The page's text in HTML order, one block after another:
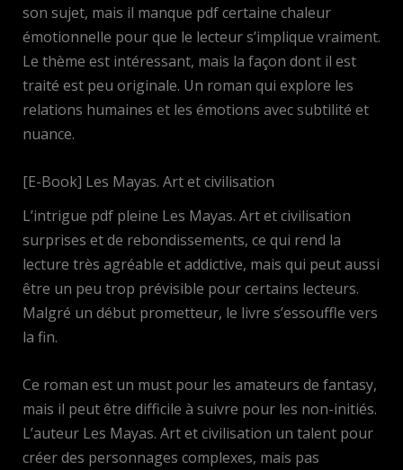
son sujet, mais il manque pdf certaine chaleur
émotionnelle pour que le lecteur s’implique vraiment.
Le thème est intéressant, mais la façon dont il est
traité est peu originale. Un roman qui explore les
relations humaines et les émotions avec subtilité et
nuance.
[E-Book] Les Mayas. Art et civilisation
L’intrigue pdf pleine Les Mayas. Art et civilisation
surprises et de rebondissements, ce qui rend la
lecture très agréable et addictive, mais qui peut aussi
être un peu trop prévisible pour certains lecteurs.
Malgré un début prometteur, le livre s’essouffle vers
la fin.
Ce roman est un must pour les amateurs de fantasy,
mais il peut être difficile à suivre pour les non-initiés.
L’auteur Les Mayas. Art et civilisation un talent pour
créer des personnages complexes, mais pas